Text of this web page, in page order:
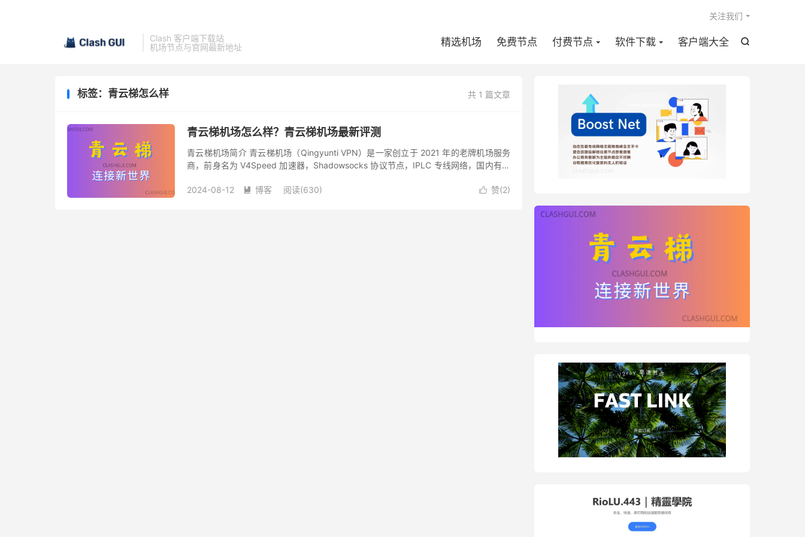
Clash 客户端下载站
机场节点与官网最新地址

精选机场 免费节点 付费节点 软件下载 客户端大全
关注我们
共 1 篇文章
标签：青云梯怎么样
青云梯机场怎么样？青云梯机场最新评测
青云梯机场简介 青云梯机场（Qingyunti VPN）是一家创立于 2021 年的老牌机场服务
商，前身名为 V4Speed 加速器，Shadowsocks 协议节点，IPLC 专线网络，国内有多
 赞(2)
2024-08-12  博客 阅读(630)